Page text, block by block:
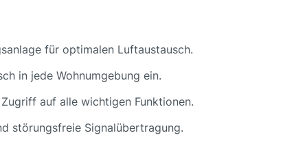
für optimalen Luftaustausch.
in jede Wohnumgebung ein.
auf alle wichtigen Funktionen.
störungsfreie Signalübertragung.